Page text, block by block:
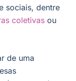
sociais, dentre
coletivas ou
de uma